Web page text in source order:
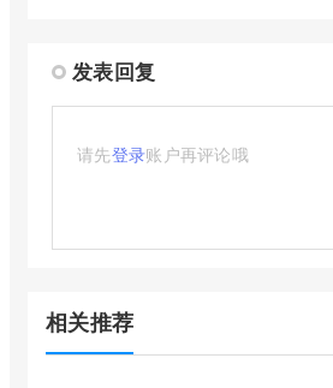
发表回复
请先登录账户再评论哦
相关推荐